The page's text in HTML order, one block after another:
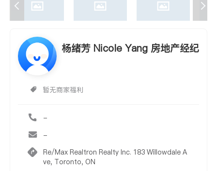
杨绪芳 Nicole Yang 房地产经纪
暂无商家福利
-
-
Re/Max Realtron Realty Inc. 183 Willowdale A
ve, Toronto, ON